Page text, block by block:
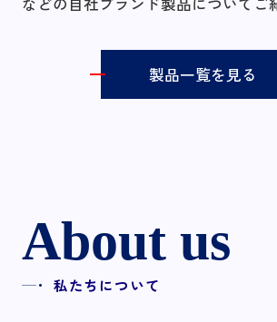
製品一覧を見る
About us
私たちについて